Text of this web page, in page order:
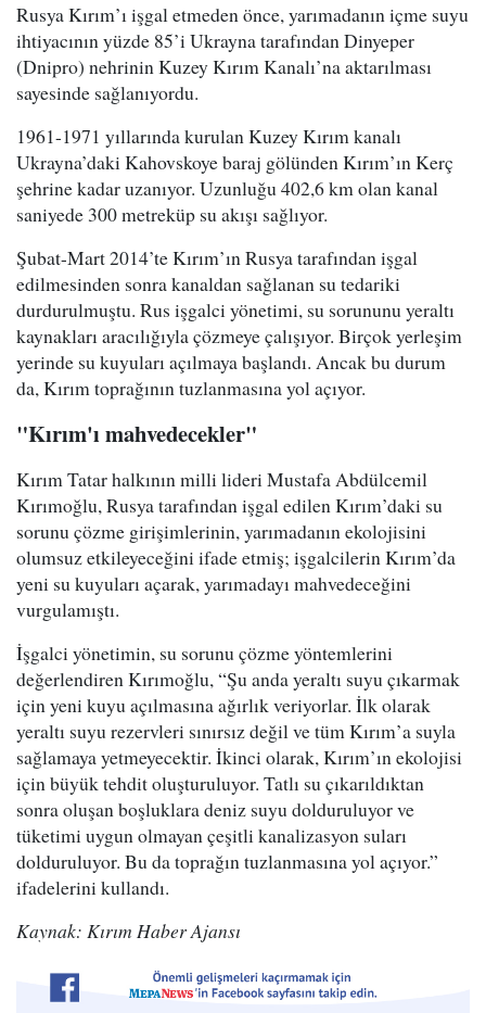
Rusya Kırım’ı işgal etmeden önce, yarımadanın içme suyu
ihtiyacının yüzde 85’i Ukrayna tarafından Dinyeper
(Dnipro) nehrinin Kuzey Kırım Kanalı’na aktarılması
sayesinde sağlanıyordu.
1961-1971 yıllarında kurulan Kuzey Kırım kanalı
Ukrayna’daki Kahovskoye baraj gölünden Kırım’ın Kerç
şehrine kadar uzanıyor. Uzunluğu 402,6 km olan kanal
saniyede 300 metreküp su akışı sağlıyor.
Şubat-Mart 2014’te Kırım’ın Rusya tarafından işgal
edilmesinden sonra kanaldan sağlanan su tedariki
durdurulmuştu. Rus işgalci yönetimi, su sorununu yeraltı
kaynakları aracılığıyla çözmeye çalışıyor. Birçok yerleşim
yerinde su kuyuları açılmaya başlandı. Ancak bu durum
da, Kırım toprağının tuzlanmasına yol açıyor.
"Kırım'ı mahvedecekler"
Kırım Tatar halkının milli lideri Mustafa Abdülcemil
Kırımoğlu, Rusya tarafından işgal edilen Kırım’daki su
sorunu çözme girişimlerinin, yarımadanın ekolojisini
olumsuz etkileyeceğini ifade etmiş; işgalcilerin Kırım’da
yeni su kuyuları açarak, yarımadayı mahvedeceğini
vurgulamıştı.
İşgalci yönetimin, su sorunu çözme yöntemlerini
değerlendiren Kırımoğlu, “Şu anda yeraltı suyu çıkarmak
için yeni kuyu açılmasına ağırlık veriyorlar. İlk olarak
yeraltı suyu rezervleri sınırsız değil ve tüm Kırım’a suyla
sağlamaya yetmeyecektir. İkinci olarak, Kırım’ın ekolojisi
için büyük tehdit oluşturuluyor. Tatlı su çıkarıldıktan
sonra oluşan boşluklara deniz suyu dolduruluyor ve
tüketimi uygun olmayan çeşitli kanalizasyon suları
dolduruluyor. Bu da toprağın tuzlanmasına yol açıyor.”
ifadelerini kullandı.
Kaynak: Kırım Haber Ajansı